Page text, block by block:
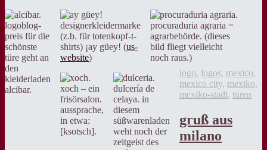
logoblog-
preis für die
schönste
türe geht an
den
kleiderladen
alcibar.
designerkleidermarke
(z.b. für totenkopf-t-
shirts) ¡ay güey! (us-
website)
procuraduria agraria =
agrarbehörde. (dieses
bild fliegt vielleicht
noch raus.)
xoch – ein
frisörsalon.
aussprache,
in etwa:
[ksotsch].
dulcería de
celaya. in
diesem
süßwarenladen
weht noch der
zeitgeist des
logo, logos, mexico,
mexico city, mexiko,
mexiko-stadt, türen
gruß aus
milano